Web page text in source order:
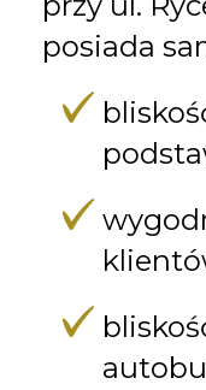
posiada